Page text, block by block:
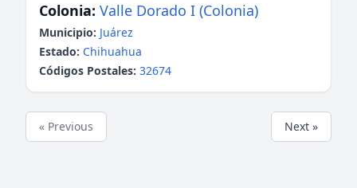
Colonia: Valle Dorado I (Colonia)
Municipio: Juárez
Estado: Chihuahua
Códigos Postales: 32674
« Previous Next »